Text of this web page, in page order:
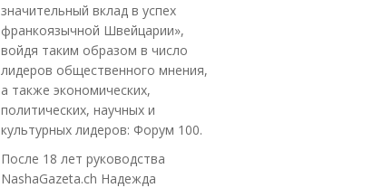
значительный вклад в успех
франкоязычной Швейцарии»,
войдя таким образом в число
лидеров общественного мнения,
а также экономических,
политических, научных и
культурных лидеров: Форум 100.
После 18 лет руководства
NashaGazeta.ch Надежда